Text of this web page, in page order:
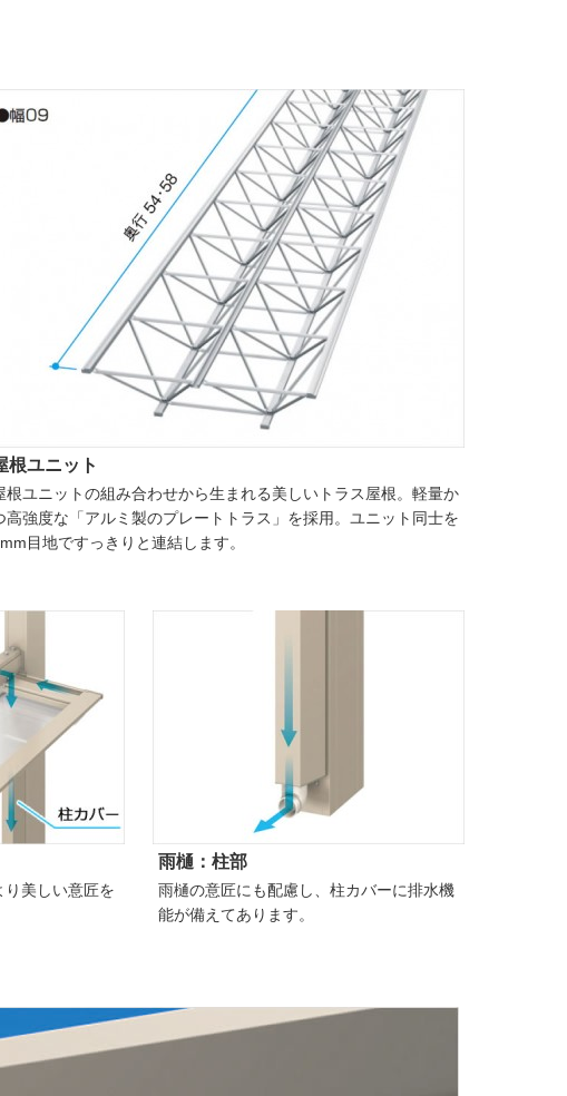
根ユニット
根ユニットの組み合わせから生まれる美しいトラス屋根。軽量か
高強度な「アルミ製のプレートトラス」を採用。ユニット同士を
目地ですっきりと連結します。
美しい意匠を
雨樋：柱部
雨樋の意匠にも配慮し、柱カバーに排水機
能が備えてあります。